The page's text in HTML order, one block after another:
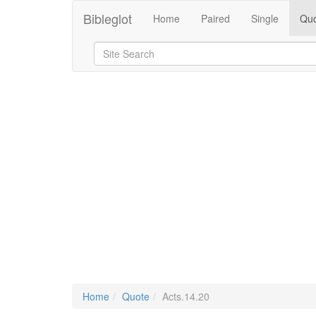
Bibleglot Home Paired Single
Home Quote Acts.14.20